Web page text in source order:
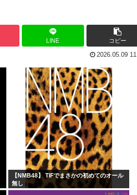
トランプ「結局のと
韓国人「悲報：サッ
「おっさんの自堕落
韓国、サッカーW杯
ジョジョのシーザー
韓国人「竹田恒泰と
結局「SPY×FAMILY
韓国サッカー協会、
韓国人「韓国サッカ
【超画像 】週刊少年
外国人「2002年W杯
LINE コピー
2026.05.09
【NMB48】 TIFでまさかの初めてのオール
無し